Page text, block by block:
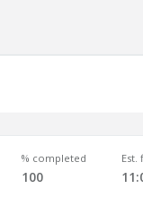
% completed
100
Est.